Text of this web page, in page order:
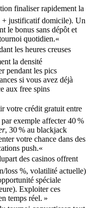
finaliser rapidement la
+ justificatif domicile). Un
le bonus sans dépôt et
quotidien.«
les heures creuses
la densité
pendant les pics
si vous avez déjà
aux free spins
votre crédit gratuit entre
exemple affecter 40 %
, 30 % au blackjack
votre chance dans des
push.«
des casinos offrent
loss %, volatilité actuelle)
spéciale
Exploiter ces
temps réel. »